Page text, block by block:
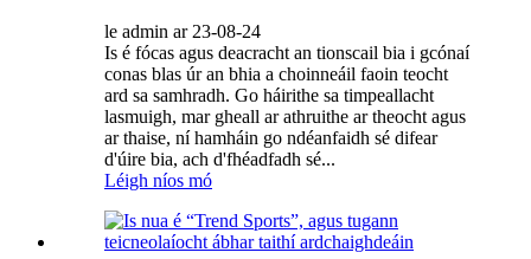
le admin ar 23-08-24
Is é fócas agus deacracht an tionscail bia i gcónaí
conas blas úr an bhia a choinneáil faoin teocht
ard sa samhradh. Go háirithe sa timpeallacht
lasmuigh, mar gheall ar athruithe ar theocht agus
ar thaise, ní hamháin go ndéanfaidh sé difear
d'úire bia, ach d'fhéadfadh sé...
Léigh níos mó